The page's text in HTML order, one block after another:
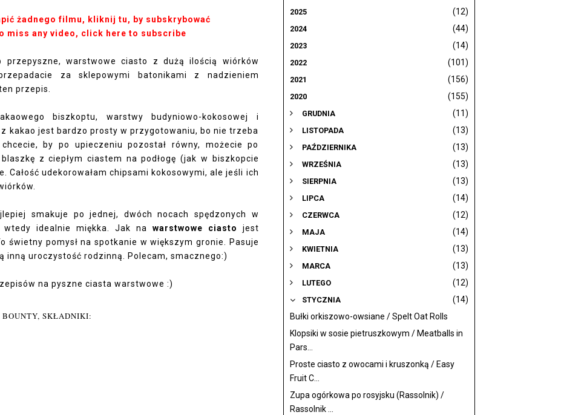
żadnego filmu, kliknij tu, by subskrybować
miss any video, click here to subscribe
przepyszne, warstwowe ciasto z dużą ilością wiórków
za sklepowymi batonikami z nadzieniem
przepis.
biszkoptu, warstwy budyniowo-kokosowej i
kakao jest bardzo prosty w przygotowaniu, bo nie trzeba
by po upieczeniu pozostał równy, możecie po
z ciepłym ciastem na podłogę (jak w biszkopcie
Całość udekorowałam chipsami kokosowymi, ale jeśli ich
smakuje po jednej, dwóch nocach spędzonych w
wtedy idealnie miękka. Jak na warstwowe ciasto jest
świetny pomysł na spotkanie w większym gronie. Pasuje
inną uroczystość rodzinną. Polecam, smacznego:)
na pyszne ciasta warstwowe :)
BOUNTY, SKŁADNIKI:
2025 (12)
2024 (44)
2023 (14)
2022 (101)
2021 (156)
2020 (155)
GRUDNIA (11)
LISTOPADA (13)
PAŹDZIERNIKA (13)
WRZEŚNIA (13)
SIERPNIA (13)
LIPCA (14)
CZERWCA (12)
MAJA (14)
KWIETNIA (13)
MARCA (13)
LUTEGO (12)
STYCZNIA
(14)
Bułki orkiszowo-owsiane / Spelt Oat Rolls
Klopsiki w sosie pietruszkowym / Meatballs in
Pars...
Proste ciasto z owocami i kruszonką / Easy
Fruit C...
Zupa ogórkowa po rosyjsku (Rassolnik) /
Rassolnik ...